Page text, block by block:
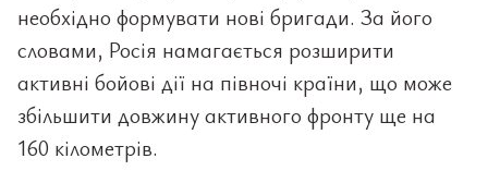
необхідно формувати нові бригади. За його
словами, Росія намагається розширити
активні бойові дії на півночі країни, що може
збільшити довжину активного фронту ще на
160 кілометрів.